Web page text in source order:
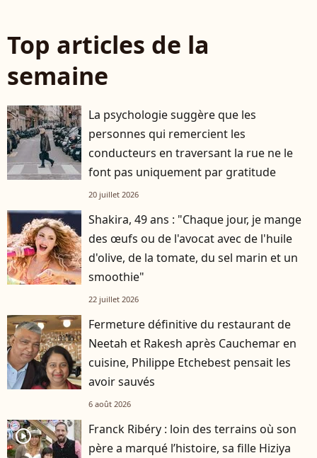
Top articles de la
semaine
La psychologie suggère que les
personnes qui remercient les
conducteurs en traversant la rue ne le
font pas uniquement par gratitude
20 juillet 2026
Shakira, 49 ans : "Chaque jour, je mange
des œufs ou de l'avocat avec de l'huile
d'olive, de la tomate, du sel marin et un
smoothie"
22 juillet 2026
Fermeture définitive du restaurant de
Neetah et Rakesh après Cauchemar en
cuisine, Philippe Etchebest pensait les
avoir sauvés
6 août 2026
player2
Franck Ribéry : loin des terrains où son
père a marqué l’histoire, sa fille Hiziya